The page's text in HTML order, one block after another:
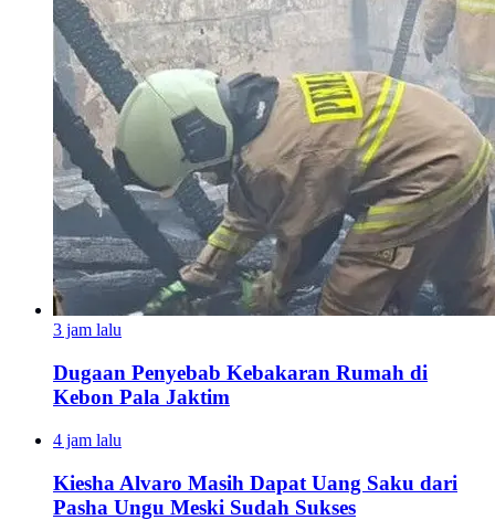
3 jam lalu
Dugaan Penyebab Kebakaran Rumah di
Kebon Pala Jaktim
4 jam lalu
Kiesha Alvaro Masih Dapat Uang Saku dari
Pasha Ungu Meski Sudah Sukses